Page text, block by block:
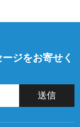
ジをお寄せく
送信